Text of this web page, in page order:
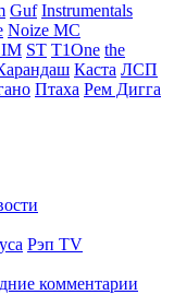
Guf Instrumentals
Noize MC
ST T1One the
Каста ЛСП
Птаха Рем Дигга
Рэп TV
комментарии